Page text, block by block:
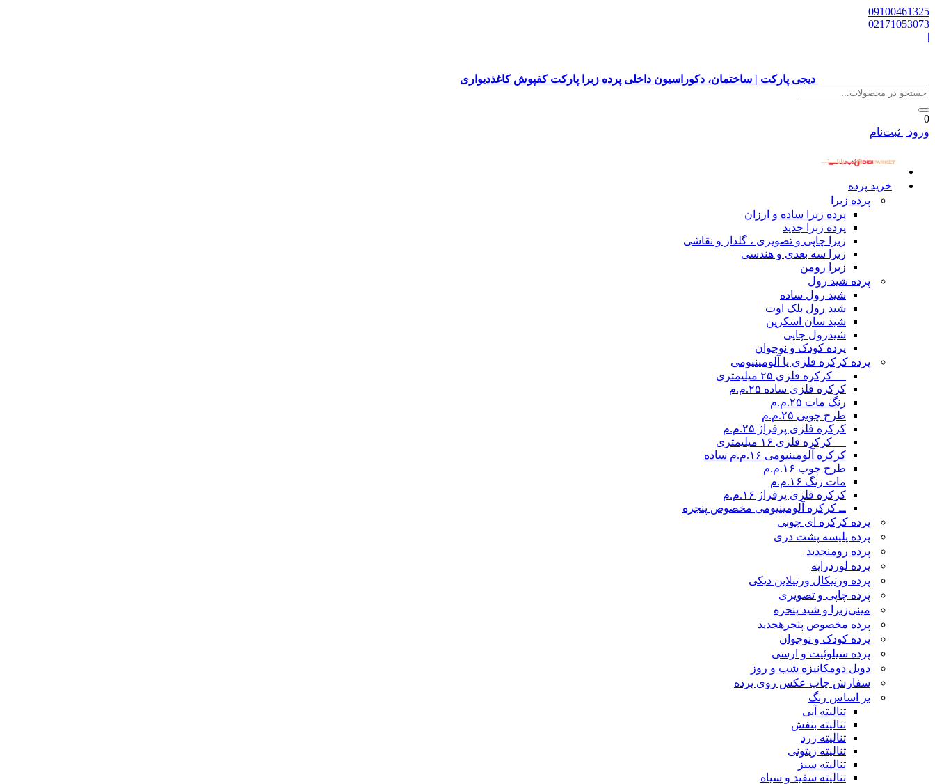
09100461325
02171053073
|
دیجی پارکت | ساختمان، دکوراسیون داخلی پرده زبرا پارکت کفپوش کاغذدیواری
0
ورود | ثبت‌نام
خرید پرده
پرده زبرا
پرده زبرا ساده و ارزان
پرده زبرا جدید
زبرا چاپی و تصویری ، گلدار و نقاشی
زبرا سه بعدی و هندسی
زبرا رومن
پرده شید رول
شید رول ساده
شید رول بلک اوت
شید سان اسکرین
شیدرول چاپی
پرده کودک و نوجوان
پرده کرکره فلزی یا آلومینیومی
__ کرکره فلزی ۲۵ میلیمتری
کرکره فلزی ساده ۲۵.م.م
رنگ مات ۲۵.م.م
طرح چوبی ۲۵.م.م
کرکره فلزی پرفراژ ۲۵.م.م
__ کرکره فلزی ۱۶ میلیمتری
کرکره آلومینیومی ۱۶.م.م ساده
طرح چوب ۱۶.م.م
مات رنگ ۱۶.م.م
کرکره فلزی پرفراژ ۱۶.م.م
ــ کرکره آلومینیومی مخصوص پنجره
پرده کرکره ای چوبی
پرده پلیسه پشت دری
پرده رومنجدید
پرده لوردراپه
پرده ورتیکال ورتیلاین دیکی
پرده چاپی و تصویری
مینی‌زبرا و شید پنجره
پرده مخصوص پنجرهجدید
پرده کودک و نوجوان
پرده سیلوئیت و ارسی
دوبل دومکانیزه شب و روز
سفارش چاپ عکس روی پرده
بر اساس رنگ
تنالیته آبی
تنالیته بنفش
تنالیته زرد
تنالیته زیتونی
تنالیته سبز
تنالیته سفید و سیاه